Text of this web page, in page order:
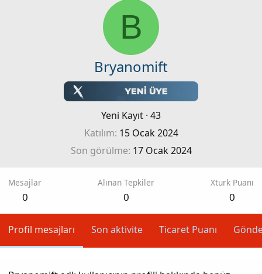
B
Bryanomift
Yeni Kayıt · 43
Katılım 15 Ocak 2024
Son görülme 17 Ocak 2024
Mesajlar
0
Alınan Tepkiler
0
Xturk Puanı
0
Profil mesajları Son aktivite Ticaret Puanı